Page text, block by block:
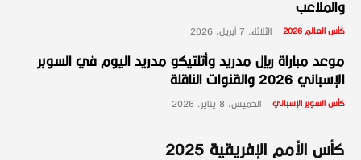
والملاعب
كأس العالم 2026 الثلاثاء، 7 أبريل، 2026
موعد مباراة ريال مدريد وأتلتيكو مدريد اليوم في السوبر
الإسباني 2026 والقنوات الناقلة
كأس السوبر الإسباني الخميس، 8 يناير، 2026
كأس الأمم الإفريقية 2025